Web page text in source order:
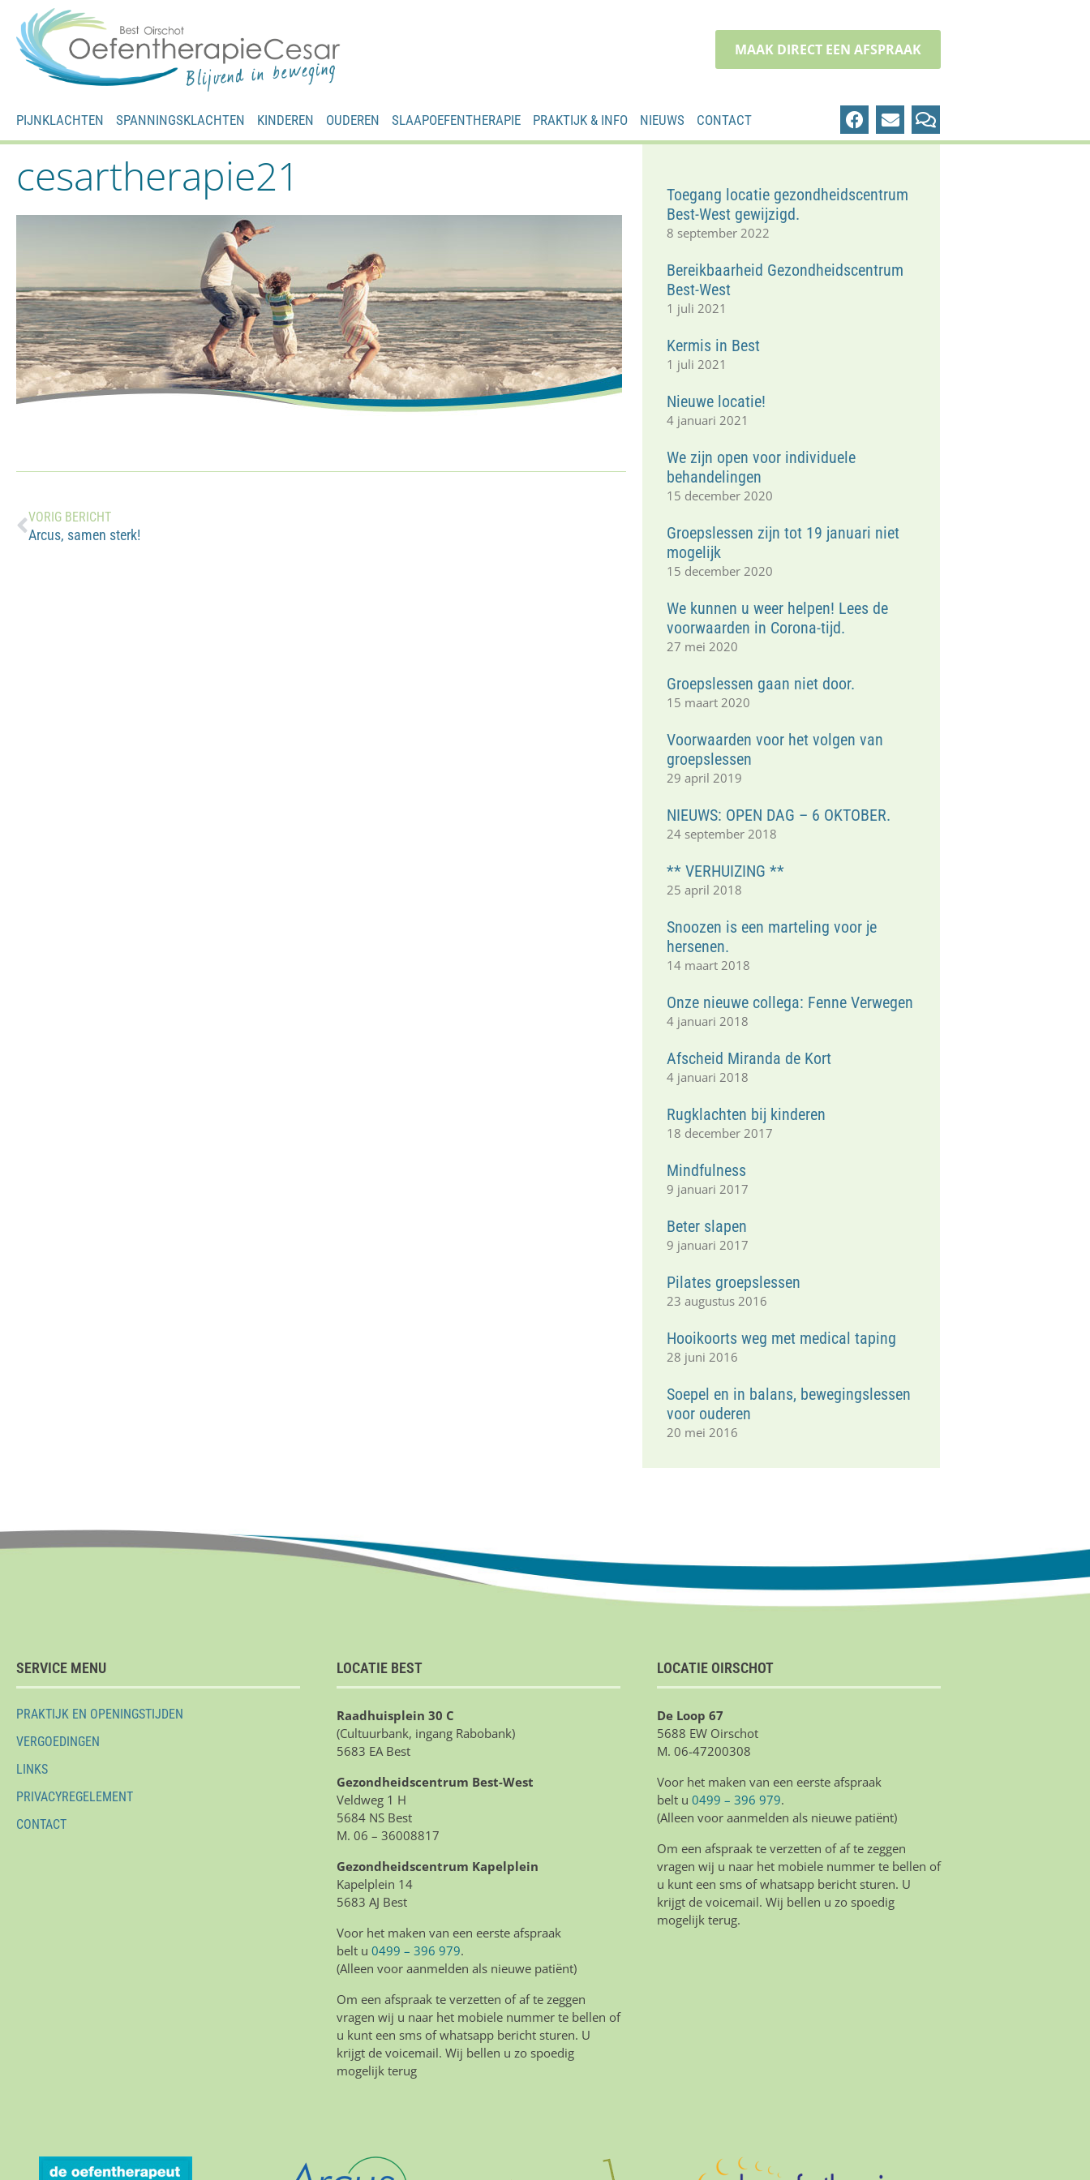
MAAK DIRECT EEN AFSPRAAK
PIJNKLACHTEN SPANNINGSKLACHTEN KINDEREN OUDEREN SLAAPOEFENTHERAPIE PRAKTIJK & INFO NIEUWS CONTACT
cesartherapie21
VORIG BERICHT
Arcus, samen sterk!
Toegang locatie gezondheidscentrum
Best-West gewijzigd.
8 september 2022
Bereikbaarheid Gezondheidscentrum
Best-West
1 juli 2021
Kermis in Best
1 juli 2021
Nieuwe locatie!
4 januari 2021
We zijn open voor individuele
behandelingen
15 december 2020
Groepslessen zijn tot 19 januari niet
mogelijk
15 december 2020
We kunnen u weer helpen! Lees de
voorwaarden in Corona-tijd.
27 mei 2020
Groepslessen gaan niet door.
15 maart 2020
Voorwaarden voor het volgen van
groepslessen
29 april 2019
NIEUWS: OPEN DAG – 6 OKTOBER.
24 september 2018
** VERHUIZING **
25 april 2018
Snoozen is een marteling voor je
hersenen.
14 maart 2018
Onze nieuwe collega: Fenne Verwegen
4 januari 2018
Afscheid Miranda de Kort
4 januari 2018
Rugklachten bij kinderen
18 december 2017
Mindfulness
9 januari 2017
Beter slapen
9 januari 2017
Pilates groepslessen
23 augustus 2016
Hooikoorts weg met medical taping
28 juni 2016
Soepel en in balans, bewegingslessen
voor ouderen
20 mei 2016
SERVICE MENU
PRAKTIJK EN OPENINGSTIJDEN
VERGOEDINGEN
LINKS
PRIVACYREGELEMENT
CONTACT
LOCATIE BEST
Raadhuisplein 30 C
(Cultuurbank, ingang Rabobank)
5683 EA Best
Gezondheidscentrum Best-West
Veldweg 1 H
5684 NS Best
M. 06 – 36008817
Gezondheidscentrum Kapelplein
Kapelplein 14
5683 AJ Best
Voor het maken van een eerste afspraak
belt u 0499 – 396 979.
(Alleen voor aanmelden als nieuwe patiënt)
Om een afspraak te verzetten of af te zeggen
vragen wij u naar het mobiele nummer te bellen of
u kunt een sms of whatsapp bericht sturen. U
krijgt de voicemail. Wij bellen u zo spoedig
mogelijk terug
LOCATIE OIRSCHOT
De Loop 67
5688 EW Oirschot
M. 06-47200308
Voor het maken van een eerste afspraak
belt u 0499 – 396 979.
(Alleen voor aanmelden als nieuwe patiënt)
Om een afspraak te verzetten of af te zeggen
vragen wij u naar het mobiele nummer te bellen of
u kunt een sms of whatsapp bericht sturen. U
krijgt de voicemail. Wij bellen u zo spoedig
mogelijk terug.